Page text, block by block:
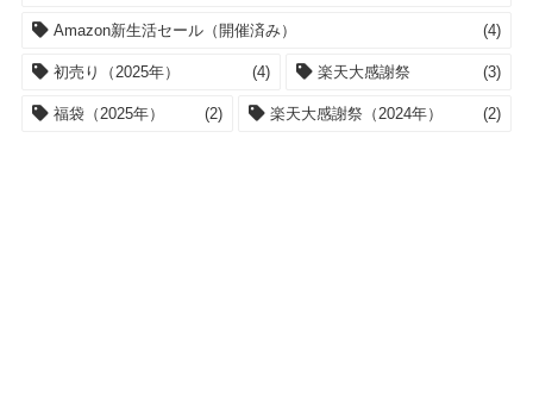
Amazon新生活セール（開催済み） (4)
初売り（2025年） (4) 楽天大感謝祭 (3)
福袋（2025年） (2) 楽天大感謝祭（2024年） (2)